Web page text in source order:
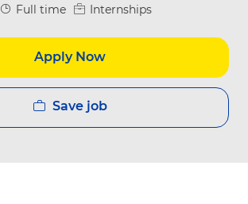
Job Type
Full time Internships
Apply Now
Save job